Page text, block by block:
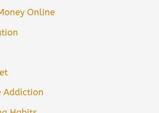
Online
Addiction